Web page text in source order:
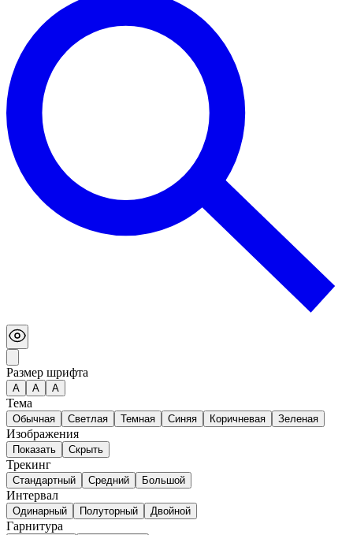
Размер шрифта
А A A
Тема
Обычная Светлая Темная Синяя Коричневая Зеленая
Изображения
Показать Скрыть
Трекинг
Стандартный Средний Большой
Интервал
Одинарный Полуторный Двойной
Гарнитура